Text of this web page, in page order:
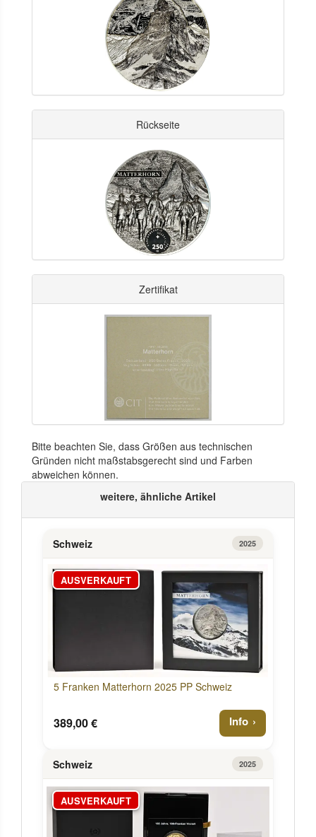
Rückseite
Zertifikat
Bitte beachten Sie, dass Größen aus technischen
Gründen nicht maßstabsgerecht sind und Farben
abweichen können.
weitere, ähnliche Artikel
Schweiz 2025
AUSVERKAUFT
5 Franken Matterhorn 2025 PP Schweiz
389,00 € Info
Schweiz 2025
AUSVERKAUFT